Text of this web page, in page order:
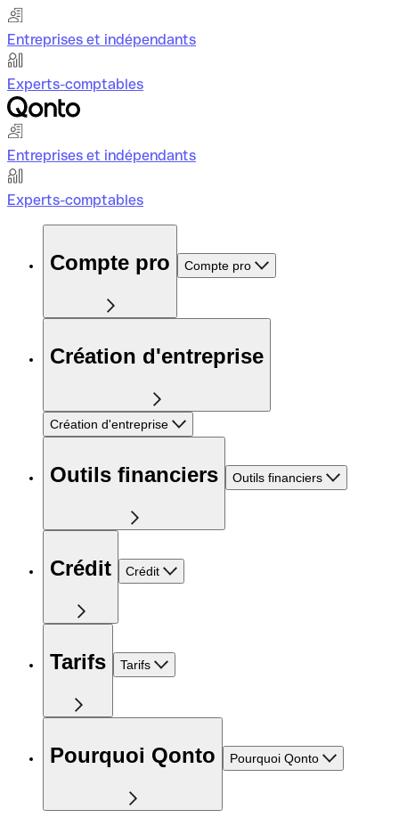
Entreprises et indépendants
Experts-comptables
Entreprises et indépendants
Experts-comptables
Compte pro Compte pro
Création d'entreprise
Création d'entreprise
Outils financiers Outils financiers
Crédit Crédit
Tarifs Tarifs
Pourquoi Qonto Pourquoi Qonto